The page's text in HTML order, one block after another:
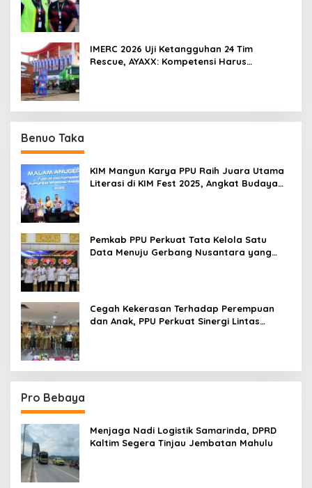
IMERC 2026 Uji Ketangguhan 24 Tim
Rescue, AYAXX: Kompetensi Harus
Benuo Taka
KIM Mangun Karya PPU Raih Juara Utama
Literasi di KIM Fest 2025, Angkat Budaya
Pemkab PPU Perkuat Tata Kelola Satu
Data Menuju Gerbang Nusantara yang
Cegah Kekerasan Terhadap Perempuan
dan Anak, PPU Perkuat Sinergi Lintas
Pro Bebaya
Menjaga Nadi Logistik Samarinda, DPRD
Kaltim Segera Tinjau Jembatan Mahulu